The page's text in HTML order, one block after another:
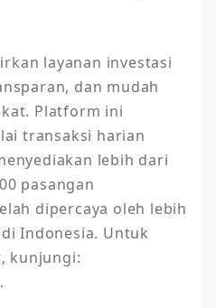
layanan investasi
dan mudah
Platform ini
transaksi harian
lebih dari
pasangan
dipercaya oleh lebih
Indonesia. Untuk
kunjungi: